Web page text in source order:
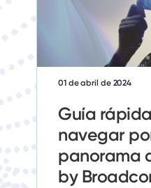
01 de abril de 2024
Guía
navegar
panorama
by